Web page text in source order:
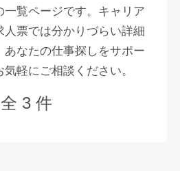
覧ページです。キャリア
人票では分かりづらい詳細
あなたの仕事探しをサポー
気軽にご相談ください。
全 3 件